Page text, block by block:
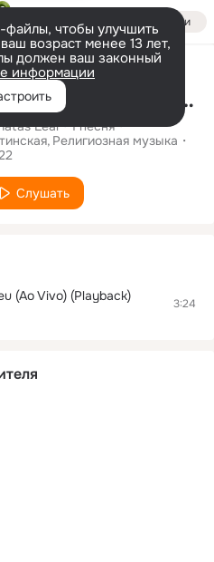
Войти
чтобы улучшить
возраст менее 13 лет,
должен ваш законный
информации
A Promessa Não Morreu (Ao Vivo) (Playback)
Leal 1песня
Религиозная музыка
Слушать
(Ao Vivo) (Playback) 3:24